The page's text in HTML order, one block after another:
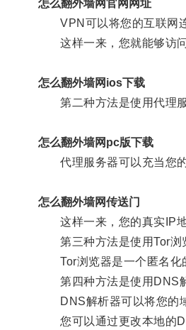
怎么翻外墙网官网网址
VPN可以将您的互联网连
这样一来，您就能够访问
怎么翻外墙网ios下载
第二种方法是使用代理服
怎么翻外墙网pc版下载
代理服务器可以充当您的
怎么翻外墙网传送门
这样一来，您的真实IP地
第三种方法是使用Tor浏
Tor浏览器是一个匿名化的
第四种方法是使用DNS解
DNS解析器可以将您的域
您可以通过更改本地的